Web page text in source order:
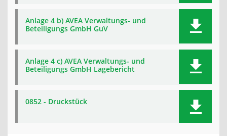
Anlage 4 b) AVEA Verwaltungs- und
Beteiligungs GmbH GuV
Anlage 4 c) AVEA Verwaltungs- und
Beteiligungs GmbH Lagebericht
0852 - Druckstück